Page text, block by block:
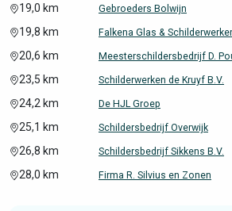
19,0 km Gebroeders Bolwijn
19,8 km Falkena Glas &
20,6 km Meesterschildersbedrijf D.
23,5 km Schilderwerken de Kruyf B.V.
24,2 km De HJL Groep
25,1 km Schildersbedrijf Overwijk
26,8 km Schildersbedrijf Sikkens B.V.
28,0 km Firma R. Silvius en Zonen